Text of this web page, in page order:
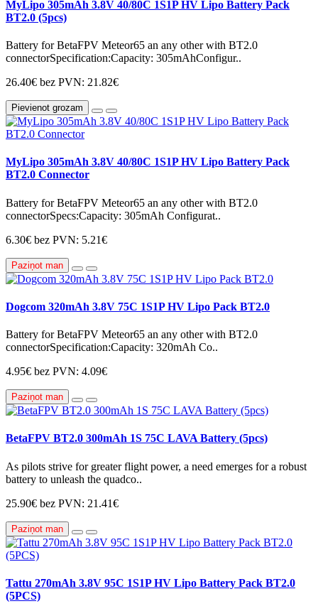
MyLipo 305mAh 3.8V 40/80C 1S1P HV Lipo Battery Pack
BT2.0 (5pcs)
Battery for BetaFPV Meteor65 an any other with BT2.0
connectorSpecification:Capacity: 305mAhConfigur..
26.40€ bez PVN: 21.82€
Pievienot grozam
MyLipo 305mAh 3.8V 40/80C 1S1P HV Lipo Battery Pack
BT2.0 Connector
Battery for BetaFPV Meteor65 an any other with BT2.0
connectorSpecs:Capacity: 305mAh Configurat..
6.30€ bez PVN: 5.21€
Paziņot man
Dogcom 320mAh 3.8V 75C 1S1P HV Lipo Pack BT2.0
Battery for BetaFPV Meteor65 an any other with BT2.0
connectorSpecification:Capacity: 320mAh Co..
4.95€ bez PVN: 4.09€
Paziņot man
BetaFPV BT2.0 300mAh 1S 75C LAVA Battery (5pcs)
As pilots strive for greater flight power, a need emerges for a robust
battery to unleash the quadco..
25.90€ bez PVN: 21.41€
Paziņot man
Tattu 270mAh 3.8V 95C 1S1P HV Lipo Battery Pack BT2.0
(5PCS)